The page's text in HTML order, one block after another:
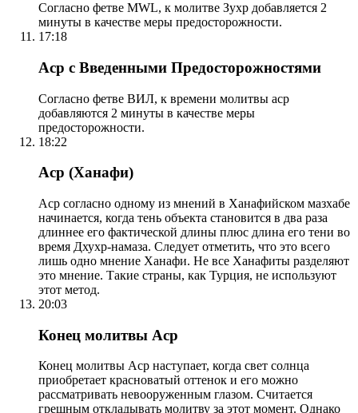
Согласно фетве MWL, к молитве Зухр добавляется 2
минуты в качестве меры предосторожности.
17:18
Аср с Введенными Предосторожностями
Согласно фетве ВИЛ, к времени молитвы аср
добавляются 2 минуты в качестве меры
предосторожности.
18:22
Аср (Ханафи)
Аср согласно одному из мнений в Ханафийском мазхабе
начинается, когда тень объекта становится в два раза
длиннее его фактической длины плюс длина его тени во
время Дхухр-намаза. Следует отметить, что это всего
лишь одно мнение Ханафи. Не все Ханафиты разделяют
это мнение. Такие страны, как Турция, не используют
этот метод.
20:03
Конец молитвы Аср
Конец молитвы Аср наступает, когда свет солнца
приобретает красноватый оттенок и его можно
рассматривать невооруженным глазом. Считается
грешным откладывать молитву за этот момент. Однако